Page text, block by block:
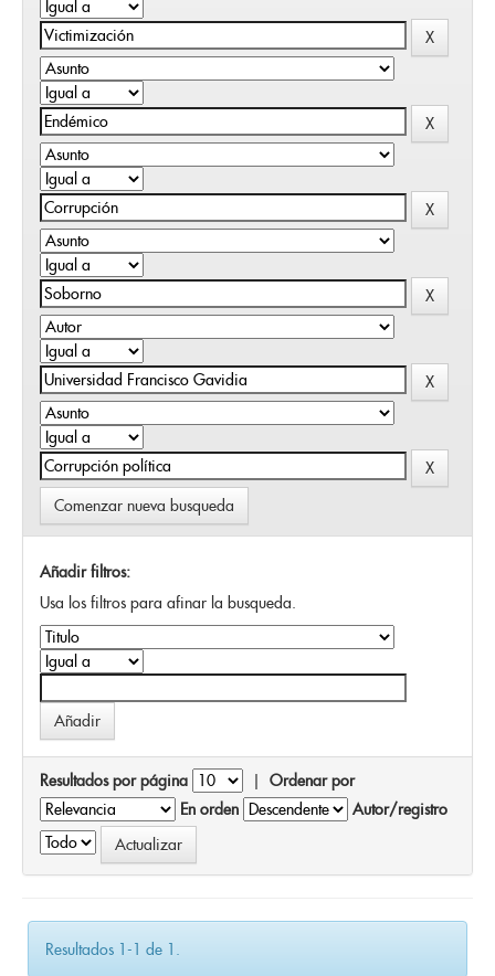
Comenzar nueva busqueda
Añadir filtros:
Usa los filtros para afinar la busqueda.
Resultados por página | Ordenar por
En orden
Autor/registro
Resultados 1-1 de 1.